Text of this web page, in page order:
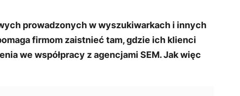
prowadzonych w wyszukiwarkach i innych
firmom zaistnieć tam, gdzie ich klienci
we współpracy z agencjami SEM. Jak więc